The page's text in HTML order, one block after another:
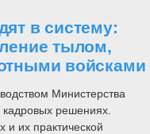
в систему:
тылом,
войсками
Министерства
решениях.
их практической